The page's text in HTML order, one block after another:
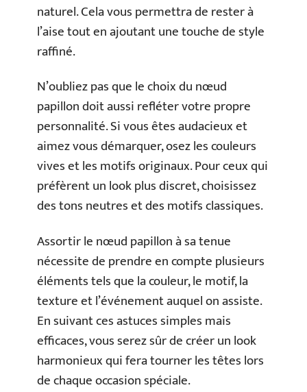
naturel. Cela vous permettra de rester à
l’aise tout en ajoutant une touche de style
raffiné.
N’oubliez pas que le choix du nœud
papillon doit aussi refléter votre propre
personnalité. Si vous êtes audacieux et
aimez vous démarquer, osez les couleurs
vives et les motifs originaux. Pour ceux qui
préfèrent un look plus discret, choisissez
des tons neutres et des motifs classiques.
Assortir le nœud papillon à sa tenue
nécessite de prendre en compte plusieurs
éléments tels que la couleur, le motif, la
texture et l’événement auquel on assiste.
En suivant ces astuces simples mais
efficaces, vous serez sûr de créer un look
harmonieux qui fera tourner les têtes lors
de chaque occasion spéciale.